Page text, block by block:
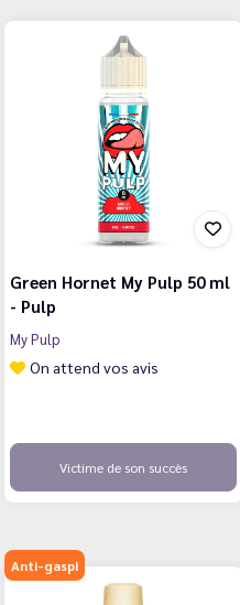
Green Hornet My Pulp 50 ml
- Pulp
My Pulp
On attend vos avis
Victime de son succès
Anti-gaspi